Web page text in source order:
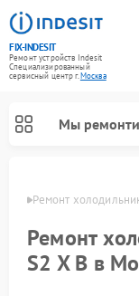
FIX-INDESIT
Ремонт устройств Indesit
Специализированный
cервисный центр г.Москва
Мы
Ремонт
Ремонт
S2 X B в